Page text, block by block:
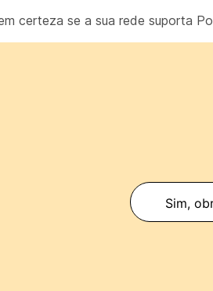
certeza se a sua rede suporta
Sim,